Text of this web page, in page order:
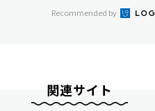
Recommended by
関連サイト